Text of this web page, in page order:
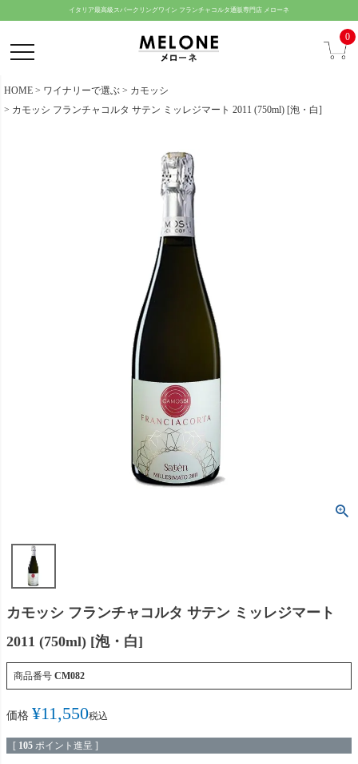
イタリア最高級スパークリングワイン フランチャコルタ通販専門店 メローネ
0
HOME ワイナリーで選ぶ
カモッシ
カモッシ フランチャコルタ サテン ミッレジマート 2011 (750ml) [泡・白]
カモッシ フランチャコルタ サテン ミッレジマート
2011 (750ml) [泡・白]
商品番号 CM082
価格 ¥11,550税込
[ 105 ポイント進呈 ]
ジト
ップ